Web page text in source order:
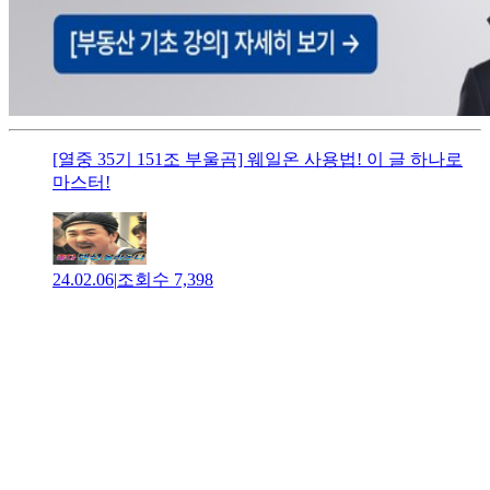
[열중 35기 151조 부울곰] 웨일온 사용법! 이 글 하나로
마스터!
24.02.06|조회수 7,398